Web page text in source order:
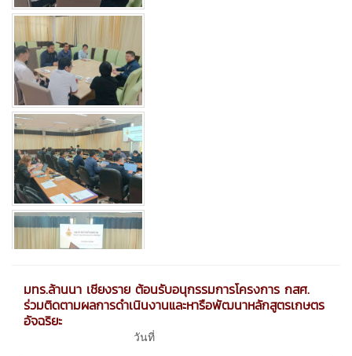
มทร.ล้านนา เชียงราย ต้อนรับอนุกรรมการโครงการ กสศ.
ร่วมติดตามผลการดำเนินงานและหารือพัฒนาหลักสูตรเกษตร
อัจฉริยะ
วันที่